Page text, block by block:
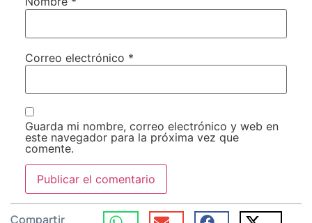
Correo electrónico *
Guarda mi nombre, correo electrónico y web en
este navegador para la próxima vez que
comente.
Compartir